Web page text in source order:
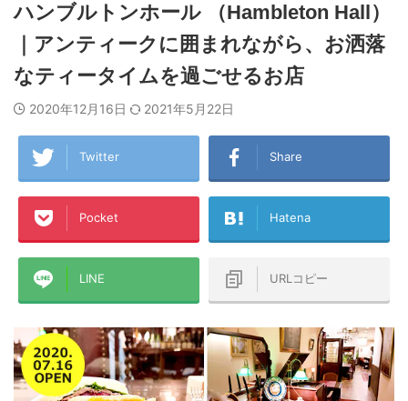
ハンブルトンホール （Hambleton Hall）
｜アンティークに囲まれながら、お洒落
なティータイムを過ごせるお店
2020年12月16日 2021年5月22日
Twitter Share
Pocket Hatena
LINE URLコピー